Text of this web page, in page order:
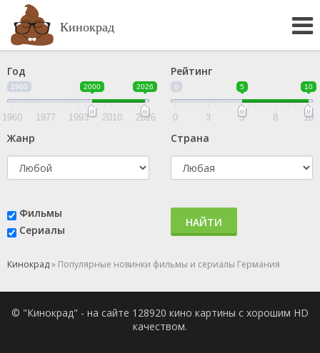
Кинокрад
Год
1960 2000 2026
1960 1977 1993 2010 2026
Рейтинг
0 5 10
0 3 5 8 10
Жанр Страна
Фильмы
Сериалы
НАЙТИ
Кинокрад» Популярные новинки фильмы и сериалы Германия
© "Кинокрад" - на сайте 128920 кино картины с хорошим HD
качеством.